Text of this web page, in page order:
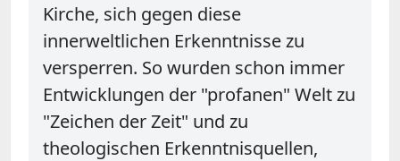
Kirche, sich gegen diese
innerweltlichen Erkenntnisse zu
versperren. So wurden schon immer
Entwicklungen der "profanen" Welt zu
"Zeichen der Zeit" und zu
theologischen Erkenntnisquellen,